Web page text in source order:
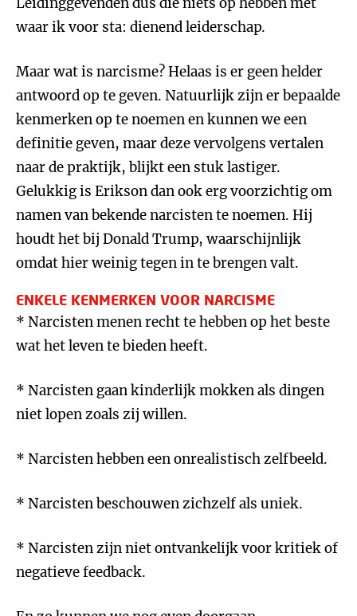
waar ik voor sta: dienend leiderschap.
Maar wat is narcisme? Helaas is er geen helder
antwoord op te geven. Natuurlijk zijn er bepaalde
kenmerken op te noemen en kunnen we een
definitie geven, maar deze vervolgens vertalen
naar de praktijk, blijkt een stuk lastiger.
Gelukkig is Erikson dan ook erg voorzichtig om
namen van bekende narcisten te noemen. Hij
houdt het bij Donald Trump, waarschijnlijk
omdat hier weinig tegen in te brengen valt.
ENKELE KENMERKEN VOOR NARCISME
* Narcisten menen recht te hebben op het beste
wat het leven te bieden heeft.
* Narcisten gaan kinderlijk mokken als dingen
niet lopen zoals zij willen.
* Narcisten hebben een onrealistisch zelfbeeld.
* Narcisten beschouwen zichzelf als uniek.
* Narcisten zijn niet ontvankelijk voor kritiek of
negatieve feedback.